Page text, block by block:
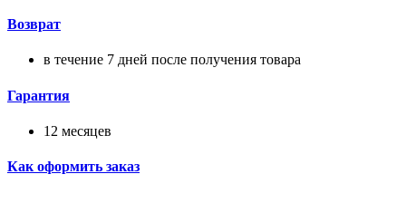
Возврат
в течение 7 дней после получения товара
Гарантия
12 месяцев
Как оформить заказ